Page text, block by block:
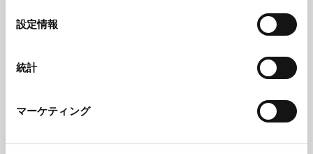
Google Analytics利用規約（
Marketo
外部サイト）
LinkedIn プライバシーポリシー（
HubSpot プライバシーポリシー（外部サイト）
設定情報
統計
マーケティング
座談会：エネルギー・トランジションの最前線
【第2回】国内再生可能エネルギー市場の最新
開に続き、今回は国内の再生可能エネルギー市場、特に太陽光
発電の最新動向についてお届けします。本記事では、コーポレ
解説するとともに、法務面での課題や新たな事業展開の可能性